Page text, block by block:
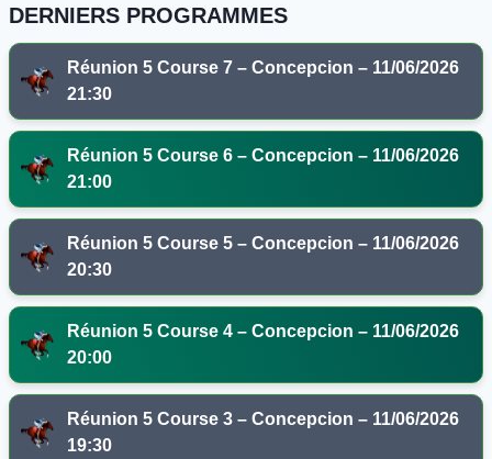
DERNIERS PROGRAMMES
Réunion 5 Course 7 – Concepcion – 11/06/2026
21:30
Réunion 5 Course 6 – Concepcion – 11/06/2026
21:00
Réunion 5 Course 5 – Concepcion – 11/06/2026
20:30
Réunion 5 Course 4 – Concepcion – 11/06/2026
20:00
Réunion 5 Course 3 – Concepcion – 11/06/2026
19:30